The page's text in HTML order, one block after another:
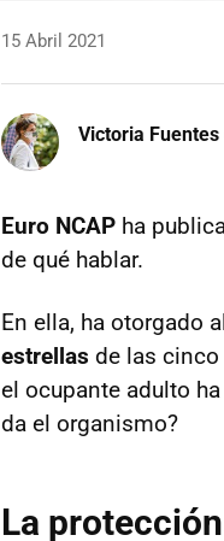
15 Abril 2021
Victoria Fuentes
Euro NCAP ha
de qué hablar.
En ella, ha otorgado
estrellas de las cinco
el ocupante adulto
da el organismo?
La